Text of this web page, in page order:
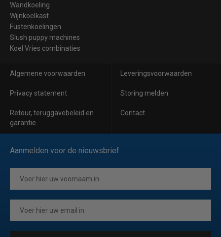
Wandkoeling
Wijnkoelkast
Fustenkoelingen
Slush puppy machines
Koel Vries combinaties
Algemene voorwaarden Leveringsvoorwaarden
Privacy statement Storing melden
Retour, teruggavebeleid en
garantie
Contact
Aanmelden voor de nieuwsbrief